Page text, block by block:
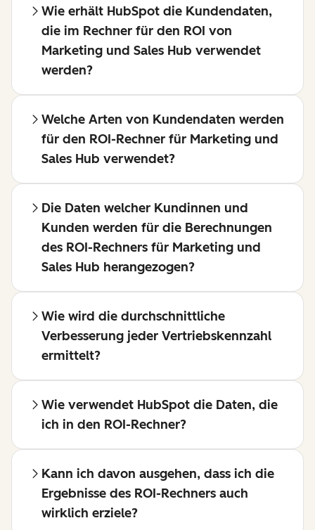
Wie erhält HubSpot die Kundendaten,
die im Rechner für den ROI von
Marketing und Sales Hub verwendet
werden?
Welche Arten von Kundendaten werden
für den ROI-Rechner für Marketing und
Sales Hub verwendet?
Die Daten welcher Kundinnen und
Kunden werden für die Berechnungen
des ROI-Rechners für Marketing und
Sales Hub herangezogen?
Wie wird die durchschnittliche
Verbesserung jeder Vertriebskennzahl
ermittelt?
Wie verwendet HubSpot die Daten, die
ich in den ROI-Rechner?
Kann ich davon ausgehen, dass ich die
Ergebnisse des ROI-Rechners auch
wirklich erziele?